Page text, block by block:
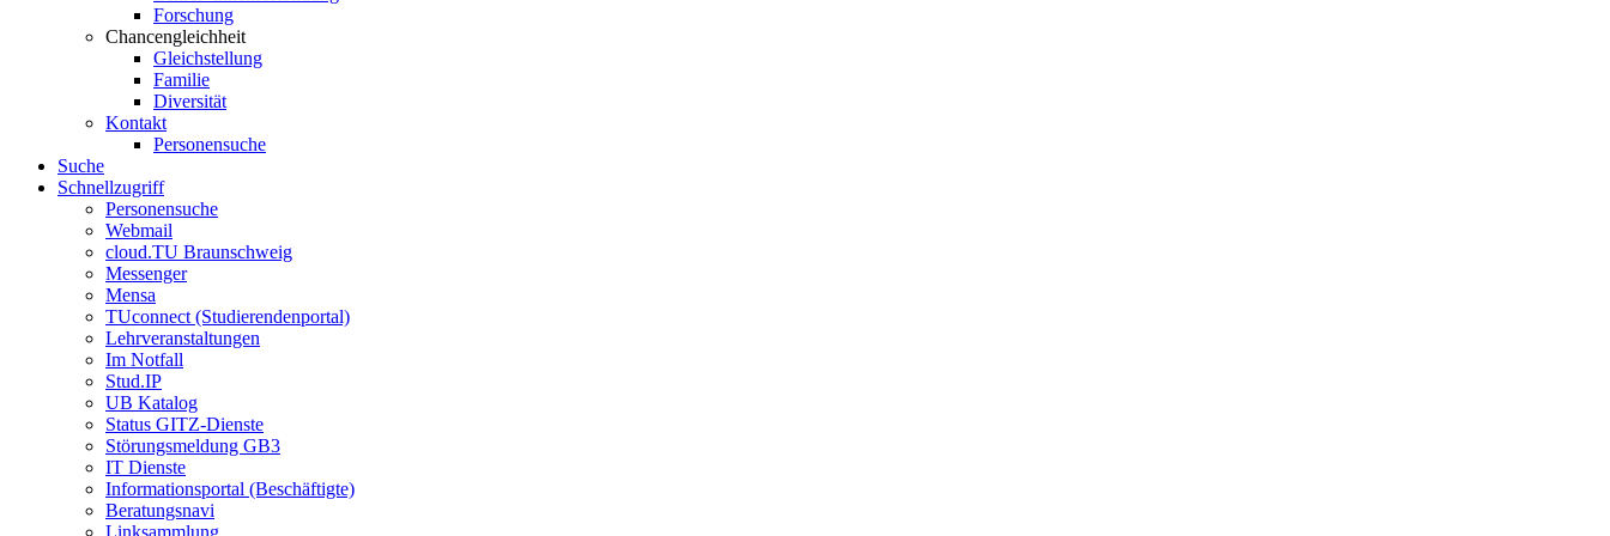
Forschung
Chancengleichheit
Gleichstellung
Familie
Diversität
Kontakt
Personensuche
Suche
Schnellzugriff
Personensuche
Webmail
cloud.TU Braunschweig
Messenger
Mensa
TUconnect (Studierendenportal)
Lehrveranstaltungen
Im Notfall
Stud.IP
UB Katalog
Status GITZ-Dienste
Störungsmeldung GB3
IT Dienste
Informationsportal (Beschäftigte)
Beratungsnavi
Linksammlung